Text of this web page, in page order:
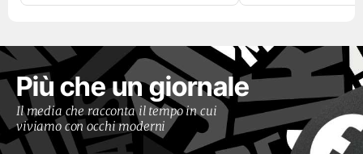
Più che un giornale
Il media che racconta il tempo in cui
viviamo con occhi moderni